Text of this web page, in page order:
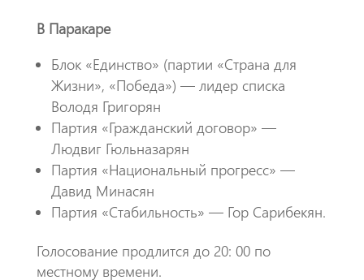
В Паракаре
Блок «Единство» (партии «Страна для
Жизни», «Победа») — лидер списка
Володя Григорян
Партия «Гражданский договор» —
Людвиг Гюльназарян
Партия «Национальный прогресс» —
Давид Минасян
Партия «Стабильность» — Гор Сарибекян.
Голосование продлится до 20: 00 по
местному времени.